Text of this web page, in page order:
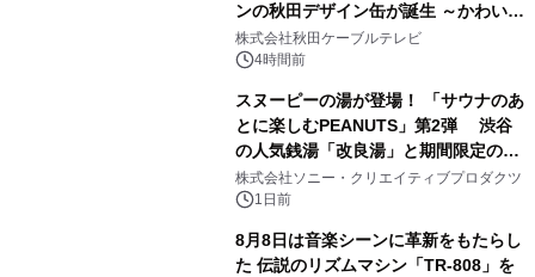
ンの秋田デザイン缶が誕生 ～かわいい
秋田犬の子犬と秋田の四季と名所を巡
るパッケージ～ 9月1日(火)秋田県内で
株式会社秋田ケーブルテレビ
4時間前
スヌーピーの湯が登場！ 「サウナのあ
とに楽しむPEANUTS」第2弾 渋谷
の人気銭湯「改良湯」と期間限定のコ
ラボレーション サウナイキタイコラ
ボグッズも発売決定！
株式会社ソニー・クリエイティブプロダクツ
1日前
8月8日は音楽シーンに革新をもたらし
た 伝説のリズムマシン「TR-808」を